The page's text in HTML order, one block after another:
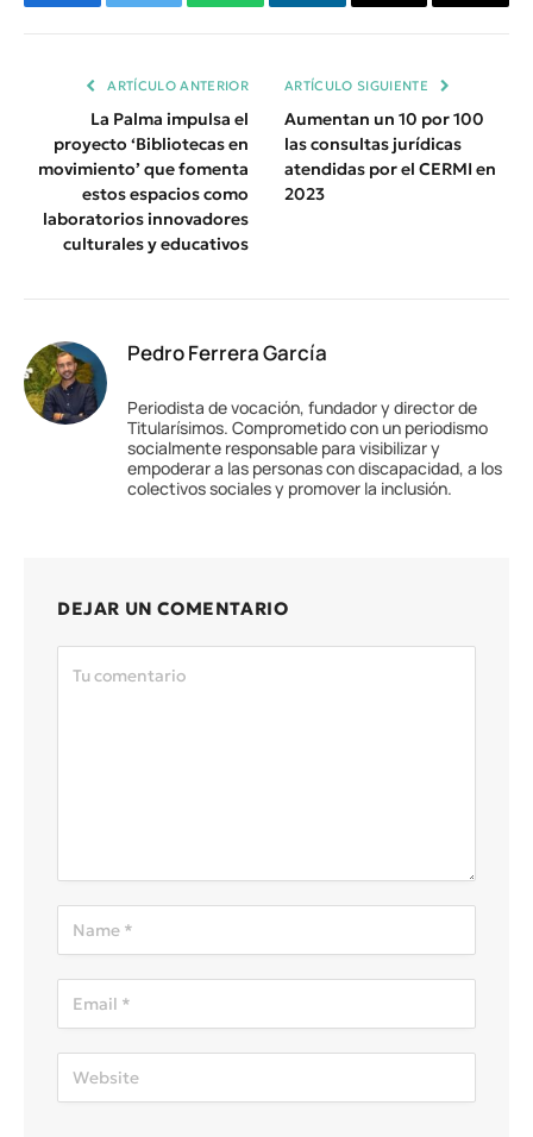
FacebookTwitter WhatsAppLinkedInEmail
Copiar
ARTÍCULO ANTERIOR
La Palma impulsa el
proyecto ‘Bibliotecas en
movimiento’ que fomenta
estos espacios como
laboratorios innovadores
culturales y educativos
ARTÍCULO SIGUIENTE
Aumentan un 10 por 100
las consultas jurídicas
atendidas por el CERMI en
2023
Pedro Ferrera García
Periodista de vocación, fundador y director de
Titularísimos. Comprometido con un periodismo
socialmente responsable para visibilizar y
empoderar a las personas con discapacidad, a los
colectivos sociales y promover la inclusión.
DEJAR UN COMENTARIO